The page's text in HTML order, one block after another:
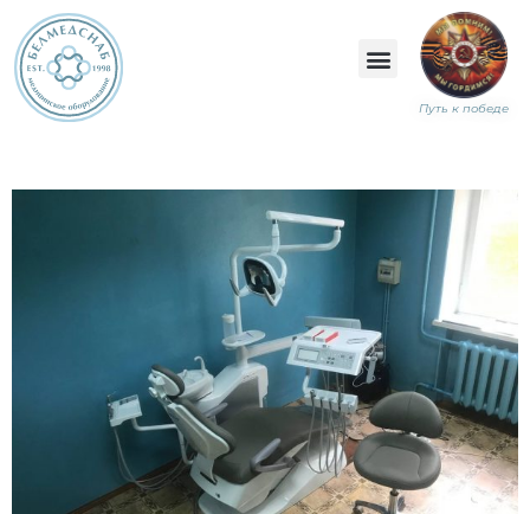
Путь к победе